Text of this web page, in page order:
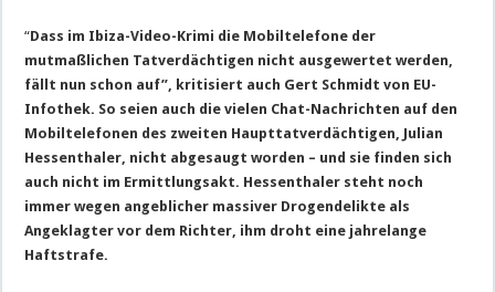
“Dass im Ibiza-Video-Krimi die Mobiltelefone der
mutmaßlichen Tatverdächtigen nicht ausgewertet werden,
fällt nun schon auf”, kritisiert auch Gert Schmidt von EU-
Infothek. So seien auch die vielen Chat-Nachrichten auf den
Mobiltelefonen des zweiten Haupttatverdächtigen, Julian
Hessenthaler, nicht abgesaugt worden – und sie finden sich
auch nicht im Ermittlungsakt. Hessenthaler steht noch
immer wegen angeblicher massiver Drogendelikte als
Angeklagter vor dem Richter, ihm droht eine jahrelange
Haftstrafe.